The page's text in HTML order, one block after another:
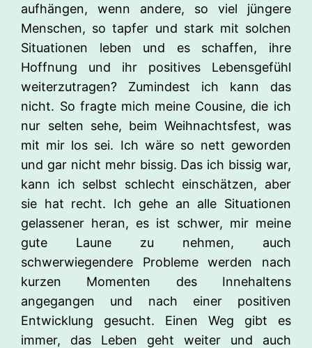
aufhängen, wenn andere, so viel jüngere
Menschen, so tapfer und stark mit solchen
Situationen leben und es schaffen, ihre
Hoffnung und ihr positives Lebensgefühl
weiterzutragen? Zumindest ich kann das
nicht. So fragte mich meine Cousine, die ich
nur selten sehe, beim Weihnachtsfest, was
mit mir los sei. Ich wäre so nett geworden
und gar nicht mehr bissig. Das ich bissig war,
kann ich selbst schlecht einschätzen, aber
sie hat recht. Ich gehe an alle Situationen
gelassener heran, es ist schwer, mir meine
gute Laune zu nehmen, auch
schwerwiegendere Probleme werden nach
kurzen Momenten des Innehaltens
angegangen und nach einer positiven
Entwicklung gesucht. Einen Weg gibt es
immer, das Leben geht weiter und auch